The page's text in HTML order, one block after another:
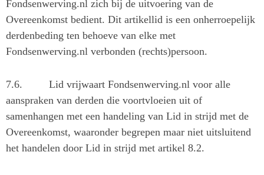
Fondsenwerving.nl zich bij de uitvoering van de
Overeenkomst bedient. Dit artikellid is een onherroepelijk
derdenbeding ten behoeve van elke met
Fondsenwerving.nl verbonden (rechts)persoon.
7.6. Lid vrijwaart Fondsenwerving.nl voor alle
aanspraken van derden die voortvloeien uit of
samenhangen met een handeling van Lid in strijd met de
Overeenkomst, waaronder begrepen maar niet uitsluitend
het handelen door Lid in strijd met artikel 8.2.